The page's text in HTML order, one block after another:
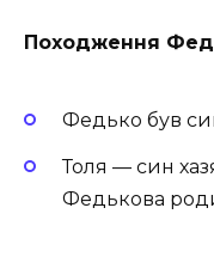
Походження
Федько був
Толя — син
Федькова